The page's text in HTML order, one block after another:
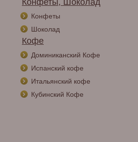
Конфеты, Шоколад
Конфеты
Шоколад
Кофе
Доминиканский Кофе
Испанский кофе
Итальянский кофе
Кубинский Кофе